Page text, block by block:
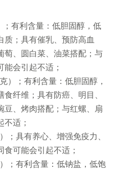
有利含量：低胆固醇，低
质；具有催乳、预防高血
萄、圆白菜、油菜搭配；与
会引起不适；
）；有利含量：低胆固醇，
纤维；具有防癌、明目、
豆、烤肉搭配；与红螺、扇
不适；
；具有养心、增强免疫力、
可能会引起不适；
；有利含量：低钠盐，低饱